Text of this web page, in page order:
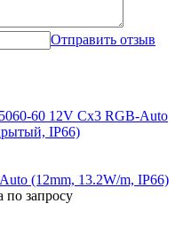
Отправить отзыв
(12mm, 13.2W/m, IP66)
по запросу